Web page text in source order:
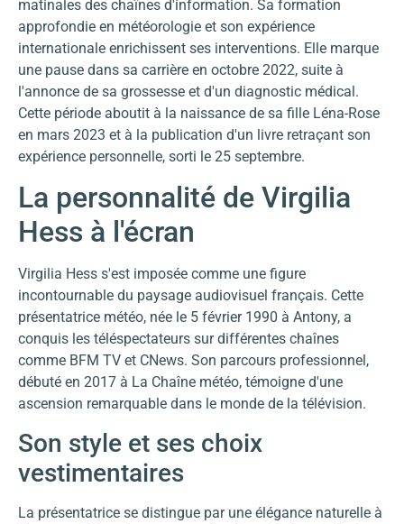
matinales des chaînes d'information. Sa formation
approfondie en météorologie et son expérience
internationale enrichissent ses interventions. Elle marque
une pause dans sa carrière en octobre 2022, suite à
l'annonce de sa grossesse et d'un diagnostic médical.
Cette période aboutit à la naissance de sa fille Léna-Rose
en mars 2023 et à la publication d'un livre retraçant son
expérience personnelle, sorti le 25 septembre.
La personnalité de Virgilia
Hess à l'écran
Virgilia Hess s'est imposée comme une figure
incontournable du paysage audiovisuel français. Cette
présentatrice météo, née le 5 février 1990 à Antony, a
conquis les téléspectateurs sur différentes chaînes
comme BFM TV et CNews. Son parcours professionnel,
débuté en 2017 à La Chaîne météo, témoigne d'une
ascension remarquable dans le monde de la télévision.
Son style et ses choix
vestimentaires
La présentatrice se distingue par une élégance naturelle à